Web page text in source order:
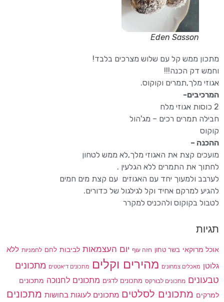
Eden Sasson
מתכון ממש קל עם שלוש מצרכים בלבד!
וחמש דק הכנה!!!
אגוזי מלך,תמרים וקוקוס.
המרכיבים-
2 כוסות אגוזי מלח
חבילה תמרים רכים – מג'הול
קוקוס
ההכנה –
מועכים קצת את האגוזי מלך,לא ממש לטחון
לחתוך את התמרים ללא הגלעין .
לערבב ולמעוך יחד עם האגוזים עם קצת מים חמים
להגיע למרקם אחיד וקל לגילגול של כדורים.
לטבול בקוקוס ולהכניס למקרר
תגיות
אוכל מרוקאי בשר טחון חזה עוף יום העצמאות לביבות לחם לחמניות ללא
גלוטן מאכלים צמחונים מהירים וקלים מתכונים דיאטטים מתכונים
טבעונים מתכונים לבורקס מתכונים לדגים מתכונים לחנוכה מתכונים
למרקים מתכונים לסלטים מתכונים לעוגות בחושות מתכונים